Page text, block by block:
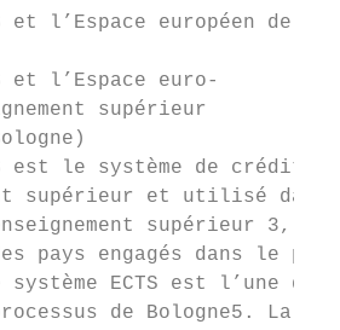
et l’Espace européen de
et l’Espace euro-
supérieur
est le système de
supérieur et utilisé
supérieur
des pays engagés dans
système ECTS est
de Bologne5.